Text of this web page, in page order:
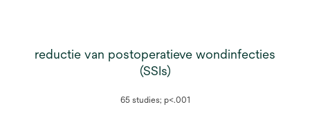
reductie van postoperatieve wondinfecties
(SSIs)
65 studies; p<.001